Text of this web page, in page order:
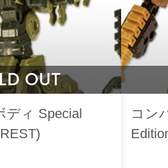
OUT
ディ Special
コン